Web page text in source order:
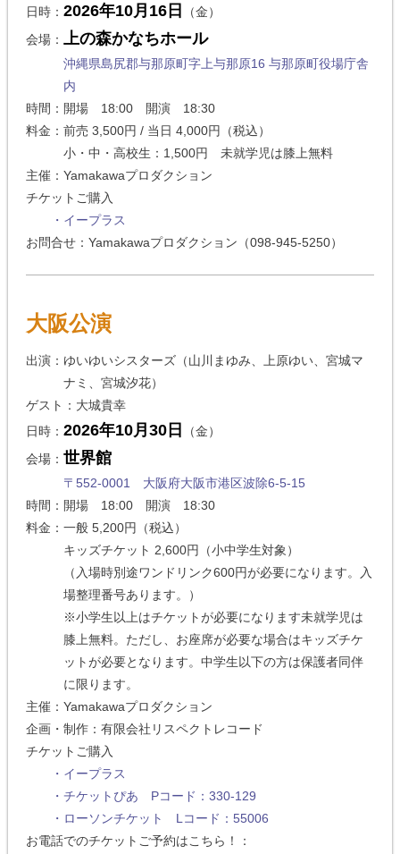
日時： 2026年10月16日
（金）
会場：
上の森かなちホール
沖縄県島尻郡与那原町字上与那原16 与那原町役場庁舎
内
時間：開場 18:00 開演 18:30
料金：前売 3,500円 / 当日 4,000円（税込）
小・中・高校生：1,500円 未就学児は膝上無料
主催：Yamakawaプロダクション
チケットご購入
・イープラス
お問合せ：Yamakawaプロダクション（098-945-5250）
大阪公演
出演：ゆいゆいシスターズ（山川まゆみ、上原ゆい、宮城マ
ナミ、宮城汐花）
ゲスト：大城貴幸
日時： 2026年10月30日
（金）
会場： 世界館
〒552-0001 大阪府大阪市港区波除6-5-15
時間：開場 18:00 開演 18:30
料金：一般 5,200円（税込）
キッズチケット 2,600円（小中学生対象）
（入場時別途ワンドリンク600円が必要になります。入
場整理番号あります。）
※小学生以上はチケットが必要になります未就学児は
膝上無料。ただし、お座席が必要な場合はキッズチケ
ットが必要となります。中学生以下の方は保護者同伴
に限ります。
主催：Yamakawaプロダクション
企画・制作：有限会社リスペクトレコード
チケットご購入
・イープラス
・チケットぴあ Pコード：330-129
・ローソンチケット Lコード：55006
お電話でのチケットご予約はこちら！：